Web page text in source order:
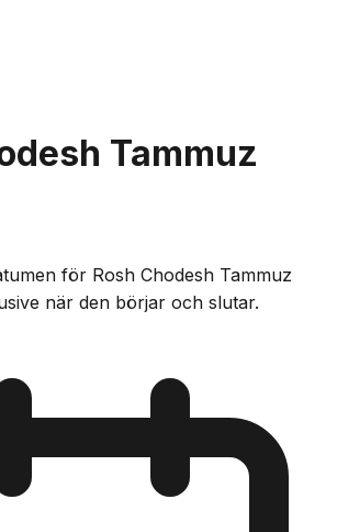
Tammuz
för Rosh Chodesh Tammuz
när den börjar och slutar.